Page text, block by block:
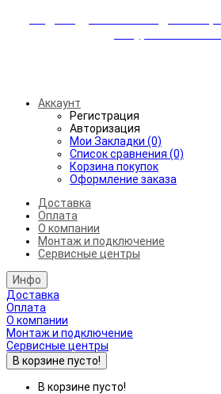
Аккаунт
Регистрация
Авторизация
Мои Закладки (0)
Список сравнения (0)
Корзина покупок
Оформление заказа
Доставка
Оплата
О компании
Монтаж и подключение
Сервисные центры
Инфо
Доставка
Оплата
О компании
Монтаж и подключение
Сервисные центры
В корзине пусто!
В корзине пусто!